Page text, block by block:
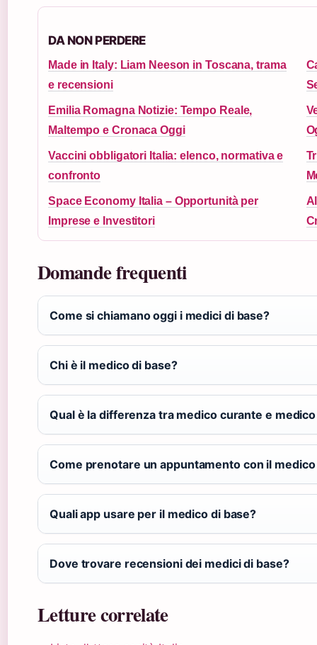
DA NON PERDERE
Made in Italy: Liam Neeson in Toscana, trama
e recensioni
Emilia Romagna Notizie: Tempo Reale,
Maltempo e Cronaca Oggi
Vaccini obbligatori Italia: elenco, normativa e
confronto
Space Economy Italia – Opportunità per
Imprese e Investitori
Domande frequenti
Come si chiamano oggi i medici di base?
Chi è il medico di base?
Qual è la differenza tra medico curante e
Come prenotare un appuntamento con il medico
Quali app usare per il medico di base?
Dove trovare recensioni dei medici di base?
Letture correlate